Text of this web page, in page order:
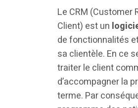
Le CRM (Customer
Client) est un
de fonctionnalités
sa clientèle. En ce
traiter le client
d’accompagner la
terme. Par